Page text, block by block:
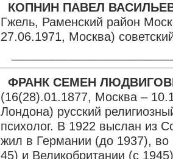
КОПНИН ПАВЕЛ
Гжель, Раменский район
27.06.1971, Москва)
ФРАНК СЕМЕН
(16(28).01.1877, Москва –
Лондона) русский
психолог. В 1922 выслан из
жил в Германии (до 1937),
45) и Великобритании (с